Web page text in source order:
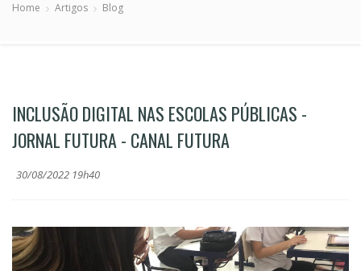
Home Artigos Blog
INCLUSÃO DIGITAL NAS ESCOLAS PÚBLICAS -
JORNAL FUTURA - CANAL FUTURA
30/08/2022 19h40